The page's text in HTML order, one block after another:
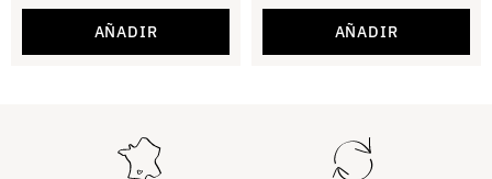
AÑADIR AÑADIR